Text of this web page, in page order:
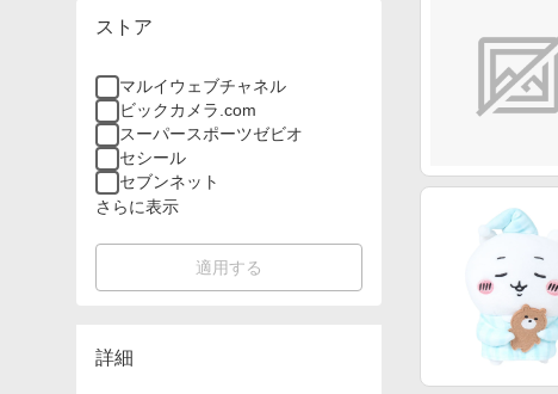
ストア
マルイウェブチャネル
ビックカメラ.com
スーパースポーツゼビオ
セシール
セブンネット
さらに表示
適用する
詳細